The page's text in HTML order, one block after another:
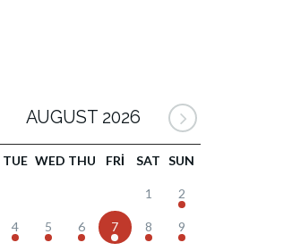
AUGUST 2026
TUE WED THU FRI SAT SUN
1 2
4 5 6 7 8 9